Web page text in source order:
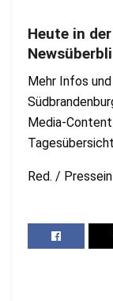
Heute in
Mehr Infos
Media-
Red. /